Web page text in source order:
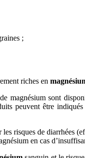
;
riches en
magnésium sont
peuvent être
risques de diarrhées
en cas